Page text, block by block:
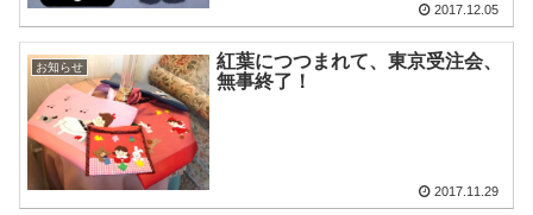
2017.12.05
お知らせ
紅葉につつまれて、東京受注会、
無事終了！
2017.11.29